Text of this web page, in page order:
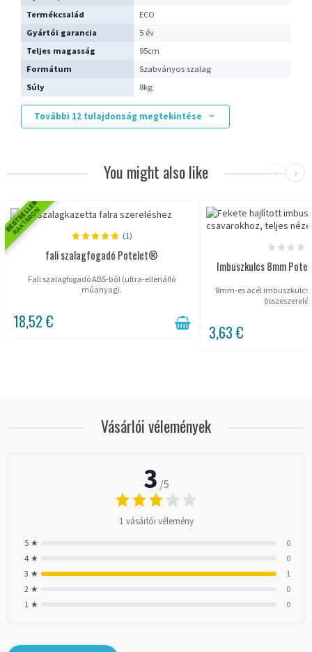
Termékcsalád
ECO
Gyártói garancia
5 év
Teljes magasság
95cm
Formátum
Szabványos szalag
Súly
8kg
További 12 tulajdonság megtekintése
You might also like ‹ ›
BESTSELLER
RAKTÁRON (1)
fali szalagfogadó Potelet®
Fali szalagfogadó ABS-ből (ultra-ellenálló
műanyag).
18,52 €
Imbuszkulcs 8mm
8mm-es acél imbuszkulcs
3,63 €
Vásárlói vélemények
3 /5
1 vásárlói vélemény
5 ★
0
4 ★
0
3 ★
1
2 ★
0
1 ★
0